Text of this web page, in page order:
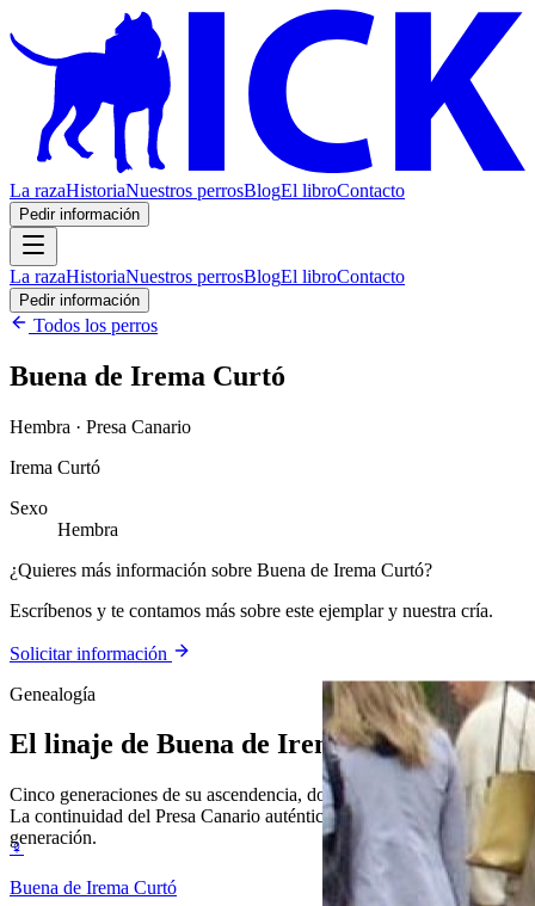
La razaHistoriaNuestros perrosBlogEl libroContacto
Pedir información
La razaHistoriaNuestros perrosBlogEl libroContacto
Pedir información
Todos los perros
Buena de Irema Curtó
Hembra · Presa Canario
Irema Curtó
Sexo
Hembra
¿Quieres más información sobre Buena de Irema Curtó?
Escríbenos y te contamos más sobre este ejemplar y nuestra cría.
Solicitar información
Genealogía
El linaje de Buena de Irema Curtó
Cinco generaciones de su ascendencia, documentada y verificable.
La continuidad del Presa Canario auténtico, generación tras
generación.
♀
Buena de Irema Curtó